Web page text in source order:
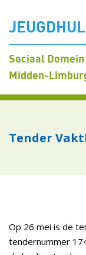
Sociaal Domein
Midden-
Tender
Op 26 mei is de
tendernummer